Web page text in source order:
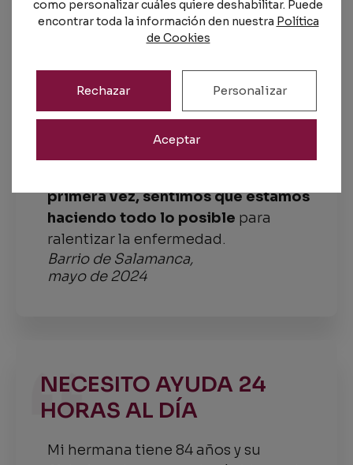
estimulación diaria.
Dekipling nos ha brindado apoyo para
llegar a todo,dándonos la
tranquilidad de saber que todo está
bajo control.
primera vez, sentimos que estamos
haciendo todo lo posible para
ralentizar la enfermedad.
Barrio de Salamanca,
mayo de 2024
NECESITO AYUDA 24
HORAS AL DÍA
Mi hermana tiene 84 años y su
como personalizar cuáles quiere deshabilitar. Puede
encontrar toda la información den nuestra Política
de Cookies
Aceptar
Rechazar Personalizar